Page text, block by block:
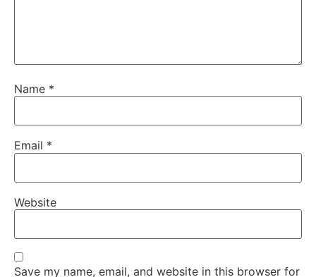
Name *
Email *
Website
Save my name, email, and website in this browser for